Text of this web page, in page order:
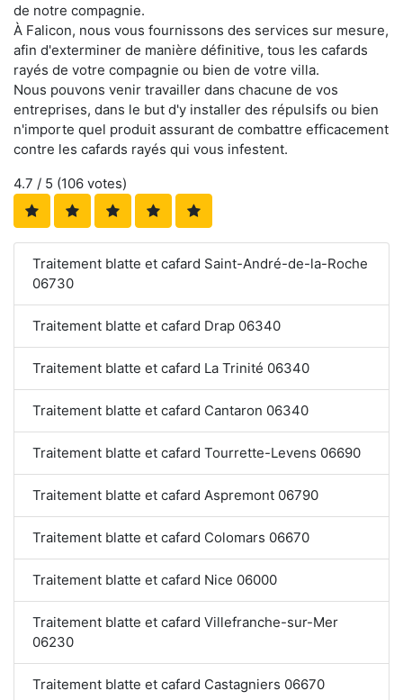
de notre compagnie.
À Falicon, nous vous fournissons des services sur mesure,
afin d'exterminer de manière définitive, tous les cafards
rayés de votre compagnie ou bien de votre villa.
Nous pouvons venir travailler dans chacune de vos
entreprises, dans le but d'y installer des répulsifs ou bien
n'importe quel produit assurant de combattre efficacement
contre les cafards rayés qui vous infestent.
4.7 / 5 (106 votes)
Traitement blatte et cafard Saint-André-de-la-Roche
06730
Traitement blatte et cafard Drap 06340
Traitement blatte et cafard La Trinité 06340
Traitement blatte et cafard Cantaron 06340
Traitement blatte et cafard Tourrette-Levens 06690
Traitement blatte et cafard Aspremont 06790
Traitement blatte et cafard Colomars 06670
Traitement blatte et cafard Nice 06000
Traitement blatte et cafard Villefranche-sur-Mer
06230
Traitement blatte et cafard Castagniers 06670